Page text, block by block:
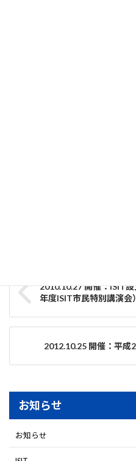
2010.10.27 開催：ISIT
年度ISIT市民特別講演会）
2012.10.25 開催：平成
お知らせ
お知らせ